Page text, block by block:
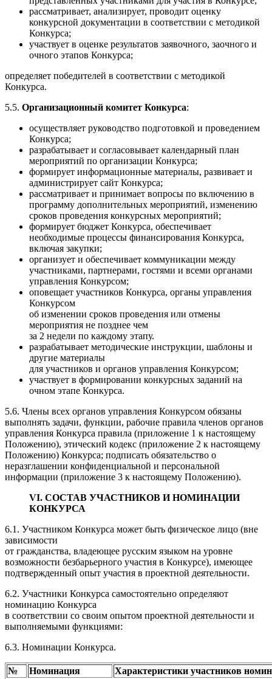
рассматривает, анализирует, проводит оценку
конкурсной документации в соответствии с методикой
Конкурса;
участвует в оценке результатов заявочного, заочного и
очного этапов Конкурса;
определяет победителей в соответствии с методикой
Конкурса.
5.5. Организационный комитет Конкурса:
осуществляет руководство подготовкой и проведением
Конкурса;
разрабатывает и согласовывает календарный план
мероприятий по организации Конкурса;
формирует информационные материалы, развивает и
администрирует сайт Конкурса;
рассматривает и принимает вопросы по включению в
программу дополнительных мероприятий, изменению
сроков проведения конкурсных мероприятий;
формирует бюджет Конкурса, обеспечивает
необходимые процессы финансирования Конкурса,
включая закупки;
организует и обеспечивает коммуникации между
участниками, партнерами, гостями и всеми органами
управления Конкурсом;
оповещает участников Конкурса, органы управления
Конкурсом
об изменении сроков проведения или отмены
мероприятия не позднее чем
за 2 недели по каждому этапу.
разрабатывает методические инструкции, шаблоны и
другие материалы
для участников и органов управления Конкурсом;
участвует в формировании конкурсных заданий на
очном этапе Конкурса.
5.6. Члены всех органов управления Конкурсом обязаны
выполнять задачи, функции, рабочие правила членов органов
управления Конкурса правила (приложение 1 к настоящему
Положению), этический кодекс (приложение 2 к настоящему
Положению) Конкурса; подписать обязательство о
неразглашении конфиденциальной и персональной
информации (приложение 3 к настоящему Положению).
VI. СОСТАВ УЧАСТНИКОВ И НОМИНАЦИИ
КОНКУРСА
6.1. Участником Конкурса может быть физическое лицо (вне
зависимости
от гражданства, владеющее русским языком на уровне
возможности безбарьерного участия в Конкурсе), имеющее
подтвержденный опыт участия в проектной деятельности.
6.2. Участники Конкурса самостоятельно определяют
номинацию Конкурса
в соответствии со своим опытом проектной деятельности и
выполняемыми функциями:
6.3. Номинации Конкурса.
№ Номинация Характеристики участников